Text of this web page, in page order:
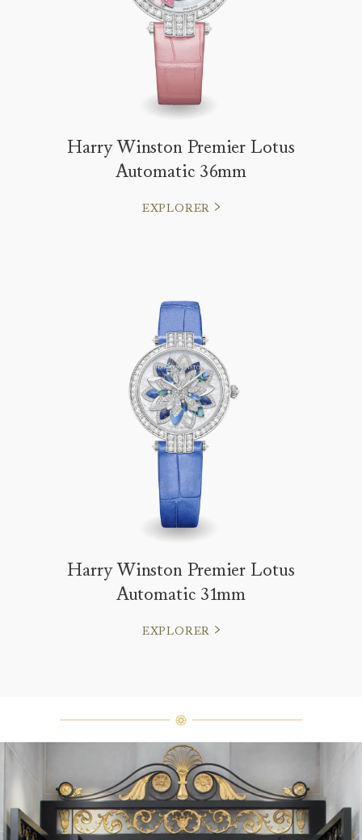
Harry Winston Premier Lotus
Automatic 36mm
EXPLORER
Harry Winston Premier Lotus
Automatic 31mm
EXPLORER